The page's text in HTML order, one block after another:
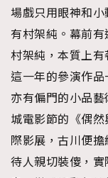
場戲只用眼神和
有村架純。幕前
村架純，本質上有
這一年的參演作品
亦有偏門的小品
城電影節的《偶
際影展，古川便
待人親切裝傻，